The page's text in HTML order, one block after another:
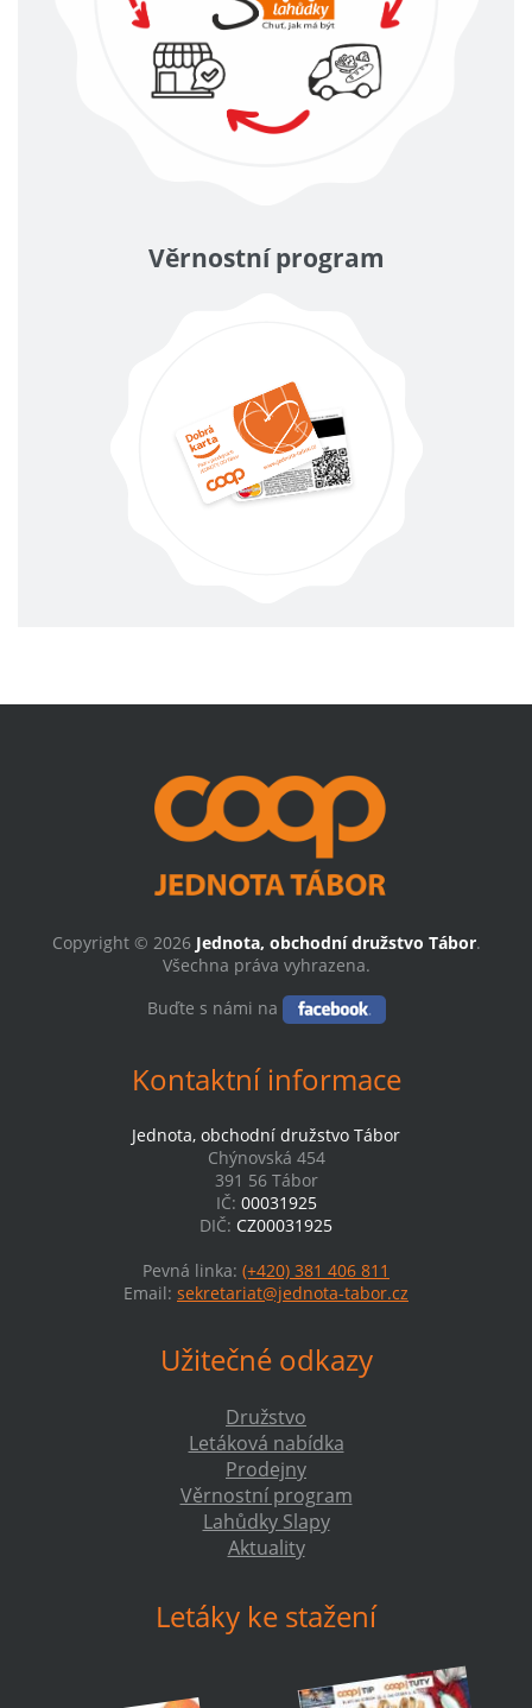
Věrnostní program
Copyright © 2026 Jednota, obchodní družstvo Tábor.
Všechna práva vyhrazena.
Buďte s námi na
Kontaktní informace
Jednota, obchodní družstvo Tábor
Chýnovská 454
391 56 Tábor
IČ: 00031925
DIČ: CZ00031925
Pevná linka: (+420) 381 406 811
Email: sekretariat@jednota-tabor.cz
Užitečné odkazy
Družstvo
Letáková nabídka
Prodejny
Věrnostní program
Lahůdky Slapy
Aktuality
Letáky ke stažení